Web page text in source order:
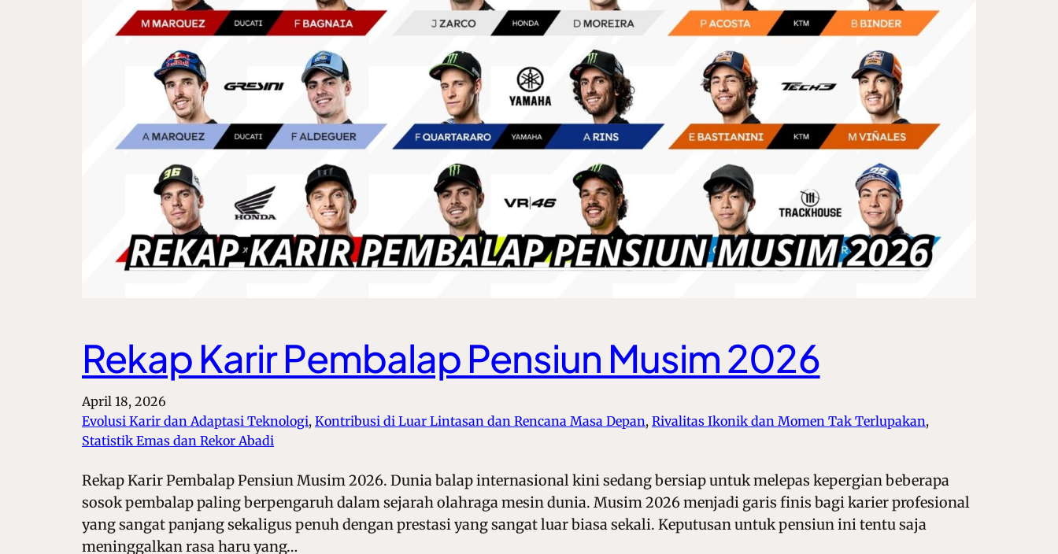
Rekap Karir Pembalap Pensiun Musim 2026
April 18, 2026
Evolusi Karir dan Adaptasi Teknologi, Kontribusi di Luar Lintasan dan Rencana Masa Depan, Rivalitas Ikonik dan Momen Tak Terlupakan
Statistik Emas dan Rekor Abadi
Rekap Karir Pembalap Pensiun Musim 2026. Dunia balap internasional kini sedang bersiap untuk melepas kepergian beberapa
sosok pembalap paling berpengaruh dalam sejarah olahraga mesin dunia. Musim 2026 menjadi garis finis bagi karier profesional
yang sangat panjang sekaligus penuh dengan prestasi yang sangat luar biasa sekali. Keputusan untuk pensiun ini tentu saja
meninggalkan rasa haru yang…